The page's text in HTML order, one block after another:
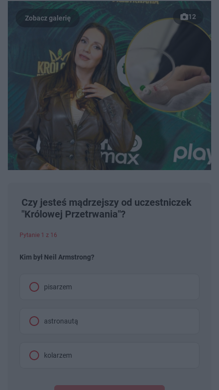
12
Czy jesteś mądrzejszy od uczestniczek
"Królowej Przetrwania"?
Pytanie 1 z 16
Kim był Neil Armstrong?
pisarzem
astronautą
kolarzem